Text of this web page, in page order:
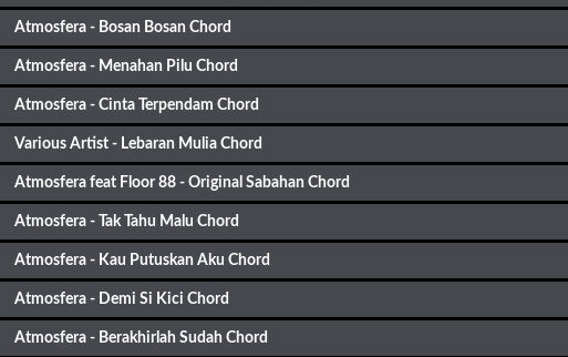
Atmosfera - Bosan Bosan Chord
Atmosfera - Menahan Pilu Chord
Atmosfera - Cinta Terpendam Chord
Various Artist - Lebaran Mulia Chord
Atmosfera feat Floor 88 - Original Sabahan Chord
Atmosfera - Tak Tahu Malu Chord
Atmosfera - Kau Putuskan Aku Chord
Atmosfera - Demi Si Kici Chord
Atmosfera - Berakhirlah Sudah Chord